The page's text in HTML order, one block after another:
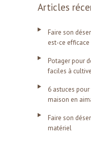
Articles
Faire son
est-ce efficace
Potager pour
faciles à
6 astuces
maison en
Faire son
matériel